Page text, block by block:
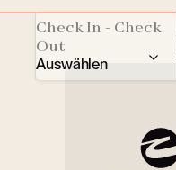
Check In - Check
Out
Auswählen